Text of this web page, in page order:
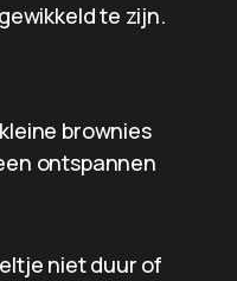
te zijn.
brownies
ontspannen
niet duur of